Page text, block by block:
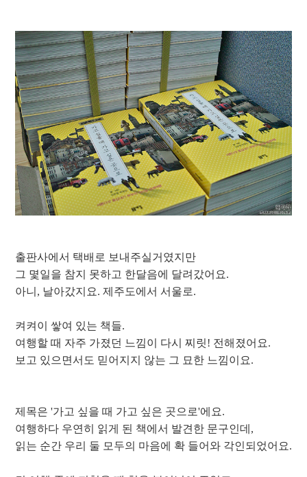
출판사에서 택배로 보내주실거였지만
그 몇일을 참지 못하고 한달음에 달려갔어요.
아니, 날아갔지요. 제주도에서 서울로.
켜켜이 쌓여 있는 책들.
여행할 때 자주 가졌던 느낌이 다시 찌릿! 전해졌어요.
보고 있으면서도 믿어지지 않는 그 묘한 느낌이요.
제목은 '가고 싶을 때 가고 싶은 곳으로'에요.
여행하다 우연히 읽게 된 책에서 발견한 문구인데,
읽는 순간 우리 둘 모두의 마음에 확 들어와 각인되었어요.